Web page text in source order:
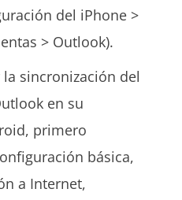
del iPhone >
> Outlook).
sincronización del
en su
primero
básica,
a Internet,